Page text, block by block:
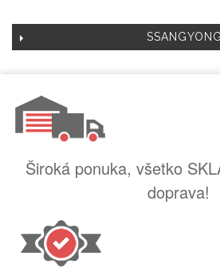
SSANGYONG
Široká ponuka, všetko
doprava!